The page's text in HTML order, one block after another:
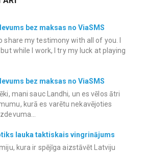
bez maksas no ViaSMS
share my testimony with all of you. I
while I work, I try my luck at playing
bez maksas no ViaSMS
mani sauc Landhi, un es vēlos ātri
kurā es varētu nekavējoties
lauka taktiskais vingrinājums
kura ir spējīga aizstāvēt Latviju